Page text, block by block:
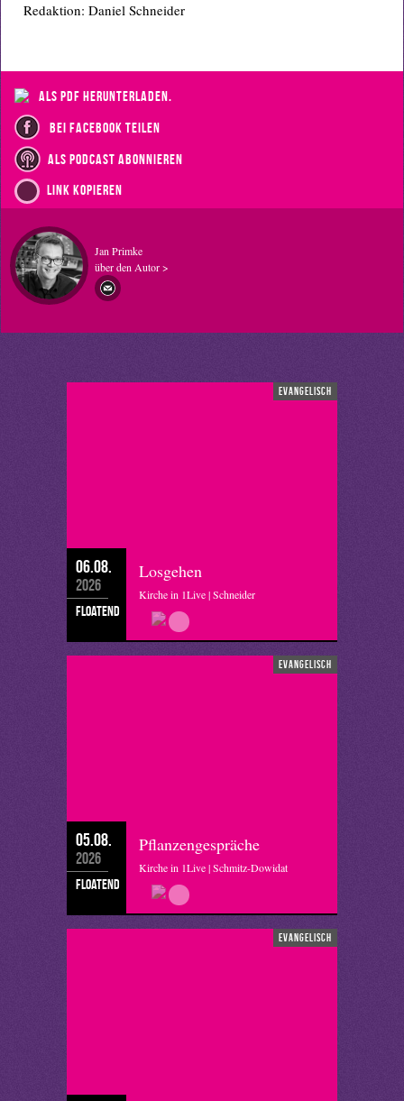
Redaktion: Daniel Schneider
als PDF herunterladen.
bei Facebook teilen
als Podcast abonnieren
Link kopieren
Jan Primke
über den Autor >
evangelisch
06.08.
2026
floatend
Losgehen
Kirche in 1Live | Schneider
evangelisch
05.08.
2026
floatend
Pflanzengespräche
Kirche in 1Live | Schmitz-Dowidat
evangelisch